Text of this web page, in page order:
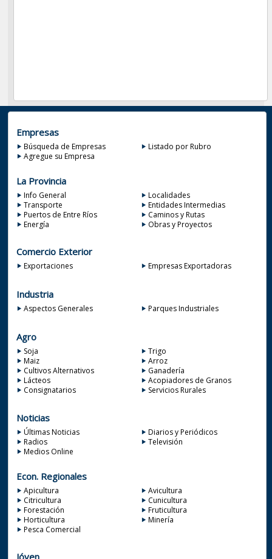
Empresas
Búsqueda de Empresas
Listado por Rubro
Agregue su Empresa
La Provincia
Info General
Localidades
Transporte
Entidades Intermedias
Puertos de Entre Ríos
Caminos y Rutas
Energía
Obras y Proyectos
Comercio Exterior
Exportaciones Empresas Exportadoras
Industria
Aspectos Generales Parques Industriales
Agro
Soja
Trigo
Maiz
Arroz
Cultivos Alternativos
Ganadería
Lácteos
Acopiadores de Granos
Consignatarios
Servicios Rurales
Noticias
Últimas Noticias
Diarios y Periódicos
Radios
Televisión
Medios Online
Econ. Regionales
Apicultura
Avicultura
Citricultura
Cunicultura
Forestación
Fruticultura
Horticultura
Minería
Pesca Comercial